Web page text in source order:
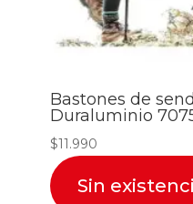
Bastones de
Duraluminio
$11.990
Sin